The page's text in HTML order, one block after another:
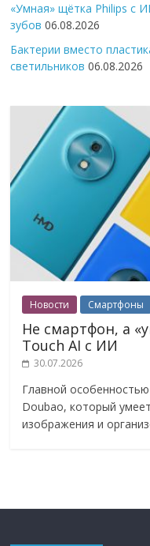
«Умная» щётка Philips с
зубов 06.08.2026
Бактерии вместо
светильников 06.08.2026
Новости Смартфоны
Не смартфон, а
Touch AI с ИИ
30.07.2026
Главной
Doubao, который
изображения и